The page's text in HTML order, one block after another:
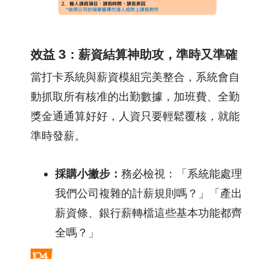
效益 3：薪資結算神助攻，準時又準確
當打卡系統與薪資模組完美整合，系統會自
動抓取所有核准的出勤數據，加班費、全勤
獎金通通算好好，人資只要輕鬆覆核，就能
準時發薪。
採購小撇步： 務必檢視：「系統能處理
我們公司複雜的計薪規則嗎？」「產出
薪資條、銀行薪轉檔這些基本功能都齊
全嗎？」